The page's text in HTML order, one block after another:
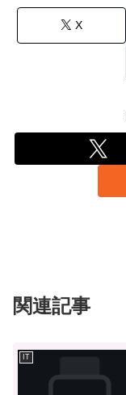
X
関連記事
IT